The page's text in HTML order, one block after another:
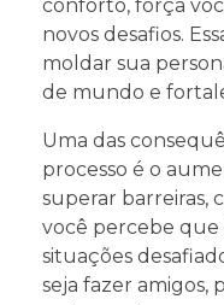
conforto, força
novos desafios.
moldar sua
de mundo e
Uma das
processo é o
superar barreiras,
você percebe que
situações
seja fazer amigos,